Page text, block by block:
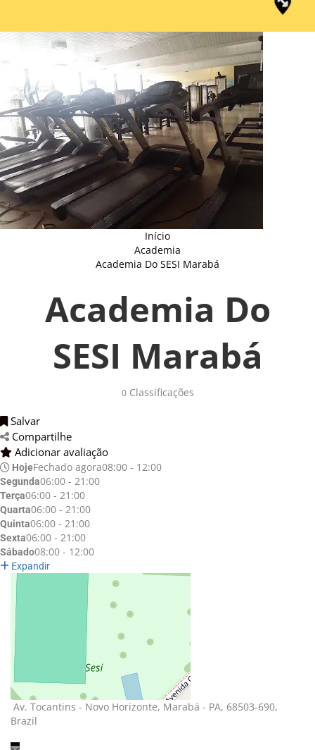
Início
Academia
Academia Do SESI Marabá
Academia Do
SESI Marabá
0Classificações
Salvar
Compartilhe
Adicionar avaliação
HojeFechado agora08:00 - 12:00
Segunda06:00 - 21:00
Terça06:00 - 21:00
Quarta06:00 - 21:00
Quinta06:00 - 21:00
Sexta06:00 - 21:00
Sábado08:00 - 12:00
Expandir
Av. Tocantins - Novo Horizonte, Marabá - PA, 68503-690,
Brazil